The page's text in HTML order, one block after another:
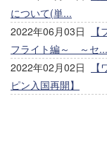
について(単...
2022年06月03日
フライト編～ ～セ...
2022年02月02日
ピン入国再開】